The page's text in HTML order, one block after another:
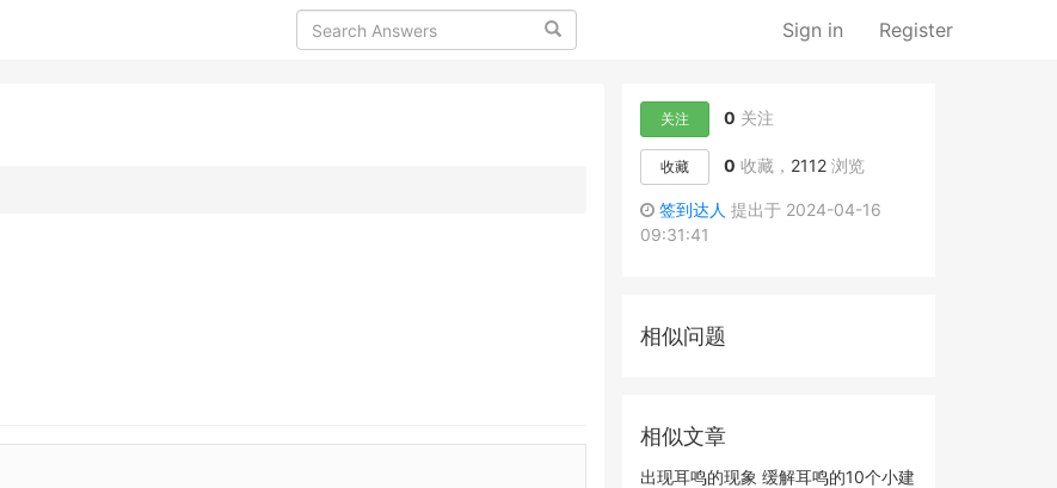
Search Sign in Register
关注 0 关注
收藏 0 收藏， 2112浏览
签到达人 提出于 2024-04-16
09:31:41
相似问题
相似文章
出现耳鸣的现象 缓解耳鸣的10个小建